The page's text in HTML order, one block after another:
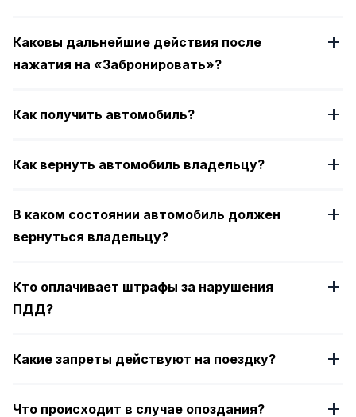
Каковы дальнейшие действия после
нажатия на «Забронировать»?
Как получить автомобиль?
Как вернуть автомобиль владельцу?
В каком состоянии автомобиль должен
вернуться владельцу?
Кто оплачивает штрафы за нарушения
ПДД?
Какие запреты действуют на поездку?
Что происходит в случае опоздания?